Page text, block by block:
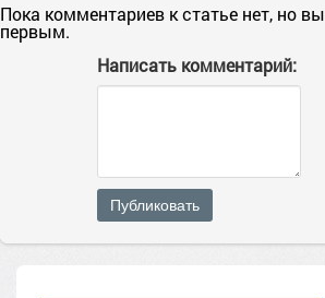
Пока комментариев к статье нет, но
первым.
Написать комментарий:
Публиковать